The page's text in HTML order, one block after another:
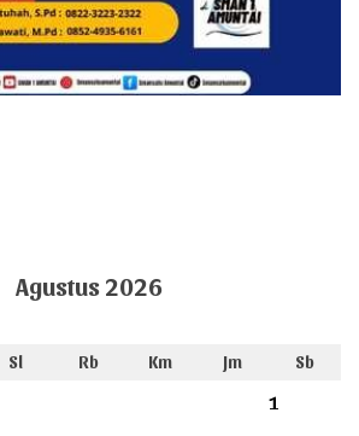
Agustus 2026
Sl Rb Km Jm
Sb
1